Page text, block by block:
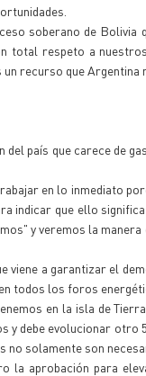
soberano de
total respeto a
recurso que
país que carece de
en lo inmediato
indicar que ello
y veremos la
viene a garantizar el
todos los foros
en la isla de
y debe evolucionar
solamente son
la aprobación para